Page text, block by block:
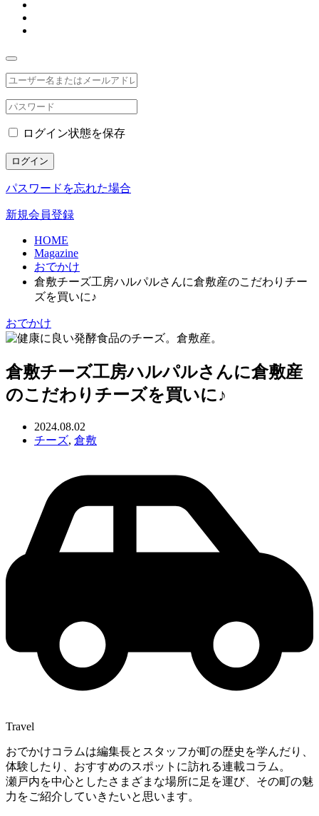
ログイン状態を保存
ログイン
パスワードを忘れた場合
新規会員登録
HOME
Magazine
おでかけ
倉敷チーズ工房ハルパルさんに倉敷産のこだわりチー
ズを買いに♪
おでかけ
倉敷チーズ工房ハルパルさんに倉敷産
のこだわりチーズを買いに♪
2024.08.02
チーズ, 倉敷
Travel
おでかけコラムは編集長とスタッフが町の歴史を学んだり、
体験したり、おすすめのスポットに訪れる連載コラム。
瀬戸内を中心としたさまざまな場所に足を運び、その町の魅
力をご紹介していきたいと思います。